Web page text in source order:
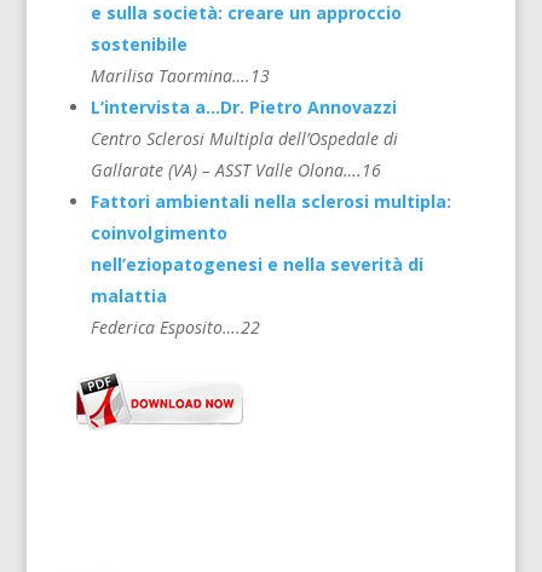
e sulla società: creare un approccio
sostenibile
Marilisa Taormina….13
L’intervista a…Dr. Pietro Annovazzi
Centro Sclerosi Multipla dell’Ospedale di
Gallarate (VA) – ASST Valle Olona….16
Fattori ambientali nella sclerosi multipla:
coinvolgimento
nell’eziopatogenesi e nella severità di
malattia
Federica Esposito….22